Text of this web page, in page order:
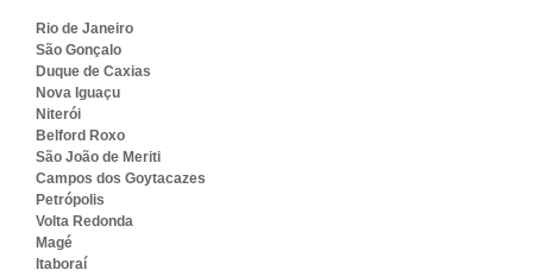
Rio de Janeiro
São Gonçalo
Duque de Caxias
Nova Iguaçu
Niterói
Belford Roxo
São João de Meriti
Campos dos Goytacazes
Petrópolis
Volta Redonda
Magé
Itaboraí